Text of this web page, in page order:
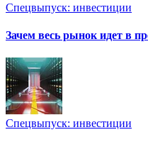
Спецвыпуск: инвестиции
Зачем весь рынок идет в
Спецвыпуск: инвестиции